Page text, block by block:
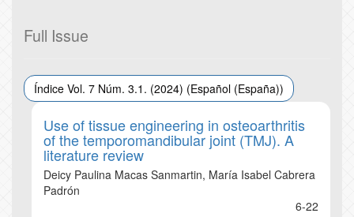
Full Issue
Índice Vol. 7 Núm. 3.1. (2024) (Español (España))
Use of tissue engineering in osteoarthritis
of the temporomandibular joint (TMJ). A
literature review
Deicy Paulina Macas Sanmartin, María Isabel Cabrera
Padrón
6-22